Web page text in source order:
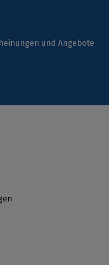
und Angebote